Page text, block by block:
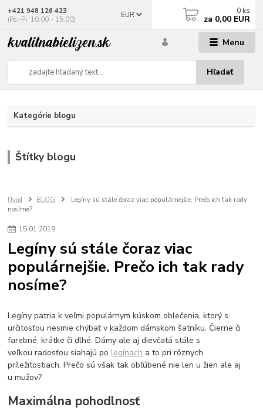
Menu
EUR
Hľadať
+421 948 126 423
(Po.-Pi. 10.00 - 15.00)
0 ks
za 0,00 EUR
Kategórie blogu
Štítky blogu
Úvod BLOG
Legíny sú stále čoraz viac populárnejšie. Prečo ich tak rady
nosíme?
15.01.2019
Legíny sú stále čoraz viac
populárnejšie. Prečo ich tak rady
nosíme?
Legíny patria k veľmi populárnym kúskom oblečenia, ktorý s
určitosťou nesmie chýbať v každom dámskom šatníku. Čierne či
farebné, krátke či dlhé. Dámy ale aj dievčatá stále s
veľkou radosťou siahajú po legínach a to pri rôznych
príležitostiach. Prečo sú však tak obľúbené nie len u žien ale aj
u mužov?
Maximálna pohodlnosť